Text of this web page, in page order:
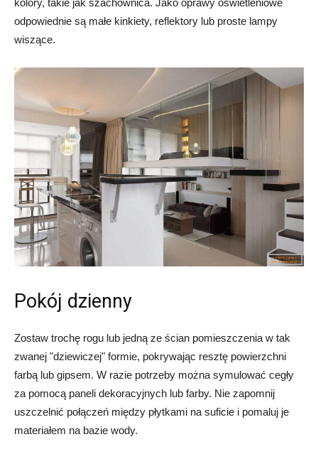
kolory, takie jak szachownica. Jako oprawy oświetleniowe
odpowiednie są małe kinkiety, reflektory lub proste lampy
wiszące.
Pokój dzienny
Zostaw trochę rogu lub jedną ze ścian pomieszczenia w tak
zwanej "dziewiczej" formie, pokrywając resztę powierzchni
farbą lub gipsem. W razie potrzeby można symulować cegły
za pomocą paneli dekoracyjnych lub farby. Nie zapomnij
uszczelnić połączeń między płytkami na suficie i pomaluj je
materiałem na bazie wody.